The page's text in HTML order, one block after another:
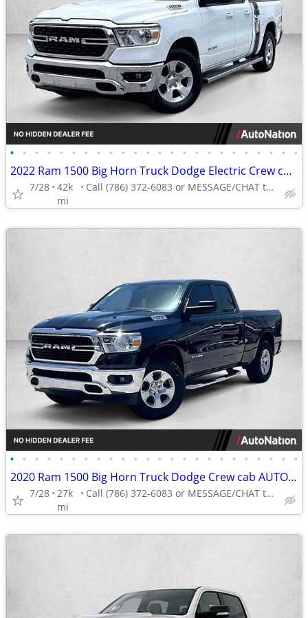
• • • • • • • • • • • • • • • • • • • • • • • •
2022 Ram 1500 Big Horn Truck Dodge Electric Crew cab AUTONATION
7/28 42k
mi
Call (786) 372-6083 or MESSAGE/CHAT to confirm availability
• • • • • • • • • • • • • • • • • • • • • • • •
2020 Ram 1500 Big Horn Truck Dodge Crew cab AUTONATION
7/28 27k
mi
Call (786) 372-6083 or MESSAGE/CHAT to confirm availability